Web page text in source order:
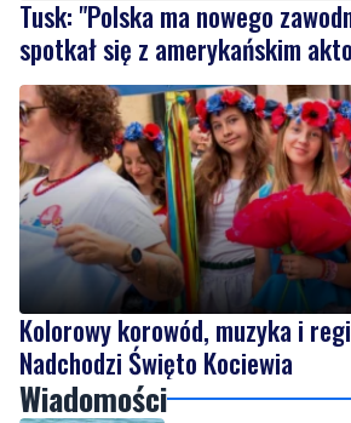
Tusk: "Polska ma nowego
spotkał się z amerykańskim
Kolorowy korowód, muzyka i
Nadchodzi Święto Kociewia
Wiadomości